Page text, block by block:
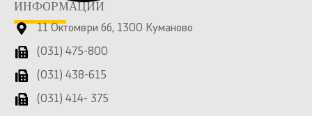
ИНФОРМАЦИИ
11 Октомври бб, 1300 Куманово
(031) 475-800
(031) 438-615
(031) 414- 375